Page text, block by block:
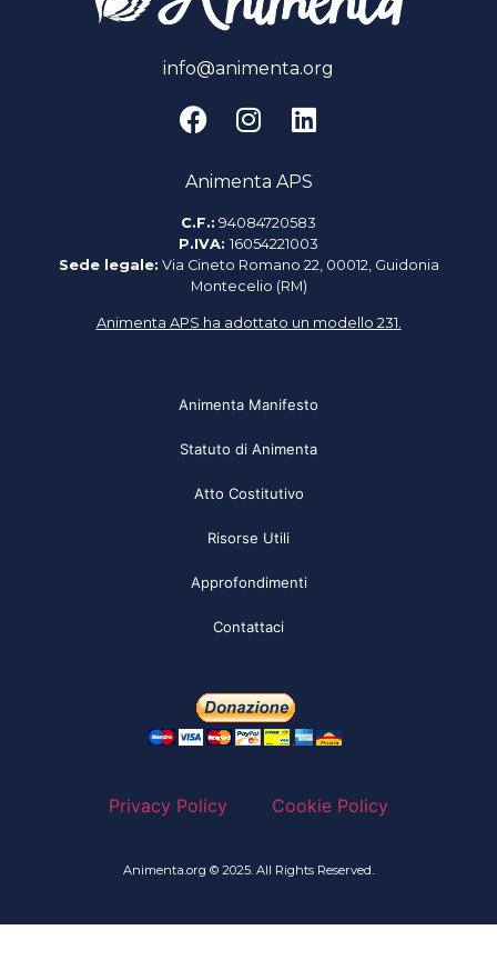
info@animenta.org
Animenta APS
C.F.: 94084720583
P.IVA: 16054221003
Sede legale: Via Cineto Romano 22, 00012, Guidonia
Montecelio (RM)
Animenta APS ha adottato un modello 231.
Animenta Manifesto
Statuto di Animenta
Atto Costitutivo
Risorse Utili
Approfondimenti
Contattaci
Privacy Policy Cookie Policy
Animenta.org © 2025. All Rights Reserved.